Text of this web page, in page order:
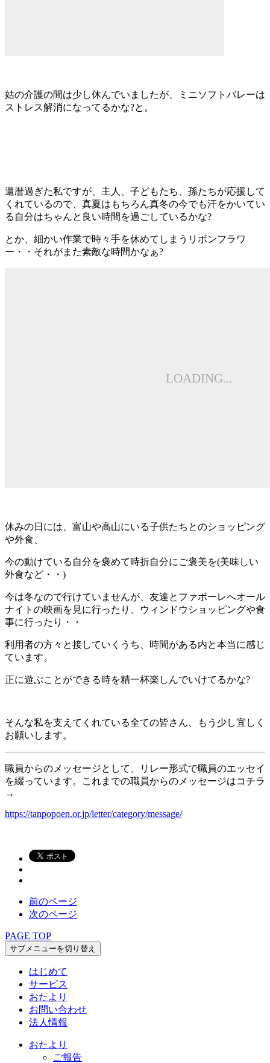
姑の介護の間は少し休んでいましたが、ミニソフトバレーは
ストレス解消になってるかな?と。
還暦過ぎた私ですが、主人、子どもたち、孫たちが応援して
くれているので、真夏はもちろん真冬の今でも汗をかいてい
る自分はちゃんと良い時間を過ごしているかな?
とか、細かい作業で時々手を休めてしまうリボンフラワ
ー・・それがまた素敵な時間かなぁ?
休みの日には、富山や高山にいる子供たちとのショッピング
や外食、
今の動けている自分を褒めて時折自分にご褒美を(美味しい
外食など・・)
今は冬なので行けていませんが、友達とファボーレへオール
ナイトの映画を見に行ったり、ウィンドウショッピングや食
事に行ったり・・
利用者の方々と接していくうち、時間がある内と本当に感じ
ています。
正に遊ぶことができる時を精一杯楽しんでいけてるかな?
そんな私を支えてくれている全ての皆さん、もう少し宜しく
お願いします。
職員からのメッセージとして、リレー形式で職員のエッセイ
を綴っています。これまでの職員からのメッセージはコチラ
→
https://tanpopoen.or.jp/letter/category/message/
前のページ
次のページ
PAGE TOP
サブメニューを切り替え
はじめて
サービス
おたより
お問い合わせ
法人情報
おたより
ご報告